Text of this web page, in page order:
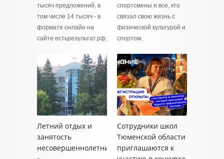
тысяч предложений, в
том числе 14 тысяч - в
формате онлайн на
сайте естьрезультат.рф.
спортсмены и все, кто
связал свою жизнь с
физической культурой и
спортом.
Летний отдых и
занятость
несовершеннолетних
Сотрудники школ
Тюменской области
приглашаются к